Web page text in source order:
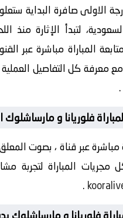
الاولى صافرة البداية
السعودية، لتبدأ الإثارة منذ
المباراة مباشرة عبر
معرفة كل التفاصيل
.
فلوريانا و مارساشلوك
مباشرة عبر قناة ، بصوت
مجريات المباراة لتجربة
.